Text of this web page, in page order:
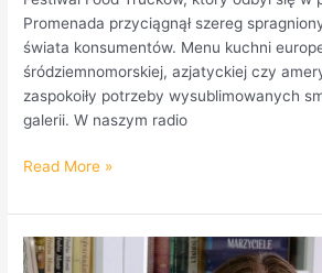
Promenada przyciągnął szereg
świata konsumentów. Menu kuchni
śródziemnomorskiej, azjatyckiej czy
zaspokoiły potrzeby wysublimowanych
galerii. W naszym radio
Read More »
Nowa,